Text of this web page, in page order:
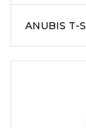
ANUBIS T-